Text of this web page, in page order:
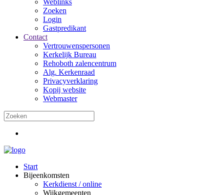
Weblinks
Zoeken
Login
Gastpredikant
Contact
Vertrouwenspersonen
Kerkelijk Bureau
Rehoboth zalencentrum
Alg. Kerkenraad
Privacyverklaring
Kopij website
Webmaster
Start
Bijeenkomsten
Kerkdienst / online
Wijkgemeenten